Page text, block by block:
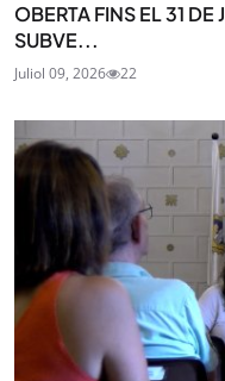
OBERTA FINS EL 31
SUBVE...
Juliol 09, 2026 22